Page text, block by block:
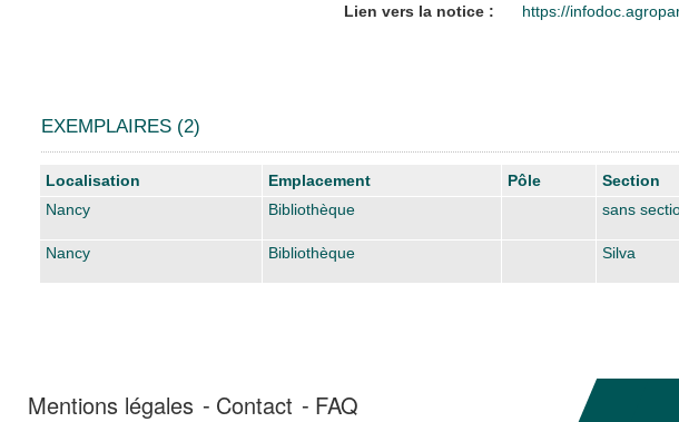
Lien vers la notice :
https://
EXEMPLAIRES (2)
Liste des exemplaires
Localisation Emplacement Pôle Section
Nancy
Bibliothèque sans
Nancy
Bibliothèque Silva
Mentions légales Contact FAQ